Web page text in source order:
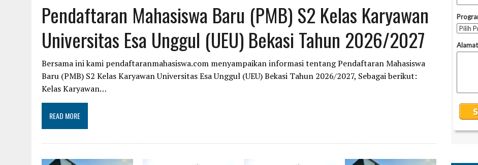
Pendaftaran Mahasiswa Baru (PMB) S2 Kelas Karyawan
Universitas Esa Unggul (UEU) Bekasi Tahun 2026/2027
Bersama ini kami pendaftaranmahasiswa.com menyampaikan informasi tentang Pendaftaran Mahasiswa
Baru (PMB) S2 Kelas Karyawan Universitas Esa Unggul (UEU) Bekasi Tahun 2026/2027, Sebagai berikut:
Kelas Karyawan…
READ MORE